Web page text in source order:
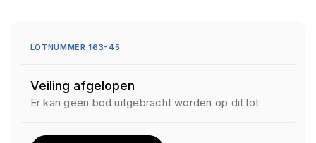
LOTNUMMER 163-45
Veiling afgelopen
Er kan geen bod uitgebracht worden op dit lot